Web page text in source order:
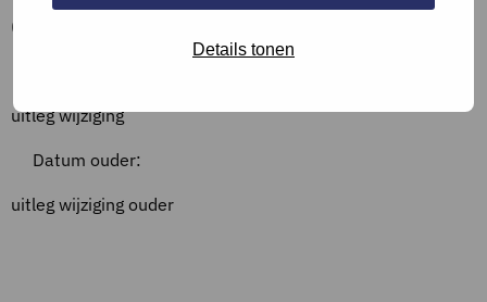
Details tonen
Overzicht wijzigingen
uitleg wijziging
Datum ouder:
uitleg wijziging ouder